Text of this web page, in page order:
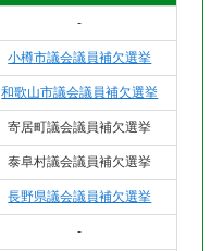
-
小樽市議会議員補欠選挙
和歌山市議会議員補欠選挙
寄居町議会議員補欠選挙
泰阜村議会議員補欠選挙
長野県議会議員補欠選挙
-